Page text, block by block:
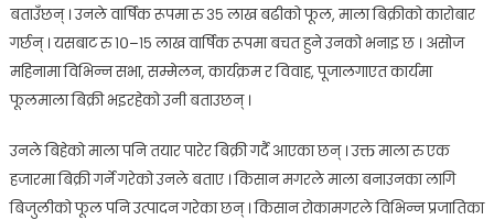
बताउँछन् । उनले वार्षिक रूपमा रु ३५ लाख बढीको फूल, माला बिक्रीको कारोबार
गर्छन् । यसबाट रु १०–१५ लाख वार्षिक रूपमा बचत हुने उनको भनाइ छ । असोज
महिनामा विभिन्न सभा, सम्मेलन, कार्यक्रम र विवाह, पूजालगाएत कार्यमा
फूलमाला बिक्री भइरहेको उनी बताउछन् ।
उनले बिहेको माला पनि तयार पारेर बिक्री गर्दै आएका छन् । उक्त माला रु एक
हजारमा बिक्री गर्ने गरेको उनले बताए । किसान मगरले माला बनाउनका लागि
बिजुलीको फूल पनि उत्पादन गरेका छन् । किसान रोकामगरले विभिन्न प्रजातिका